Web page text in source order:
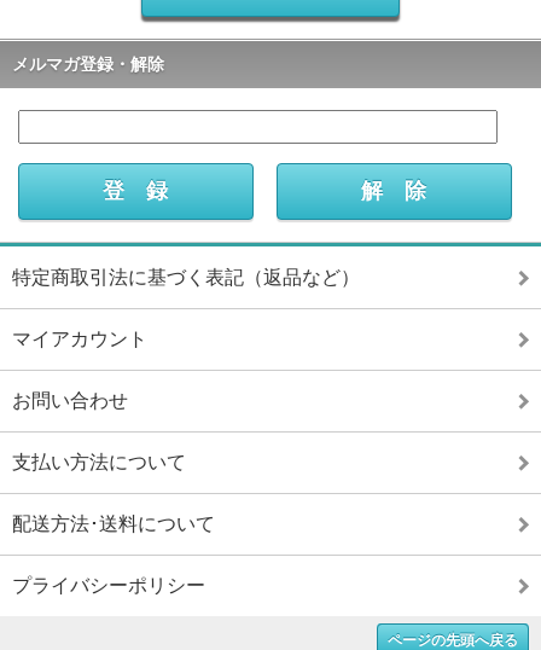
メルマガ登録・解除
特定商取引法に基づく表記（返品など）
マイアカウント
お問い合わせ
支払い方法について
配送方法･送料について
プライバシーポリシー
ページの先頭へ戻る